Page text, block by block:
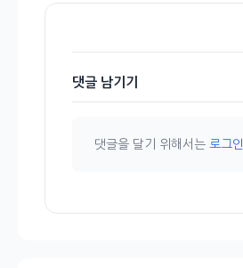
댓글 남기기
댓글을 달기 위해서는 로그인